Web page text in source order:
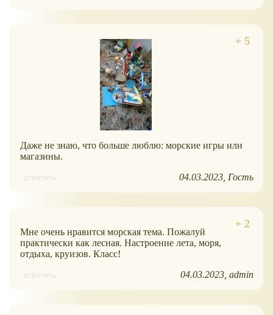
Даже не знаю, что больше люблю: морские игры или
магазины.
ответить 04.03.2023 Гость
Мне очень нравится морская тема. Пожалуй
практически как лесная. Настроение лета, моря,
отдыха, круизов. Класс!
ответить 04.03.2023 admin